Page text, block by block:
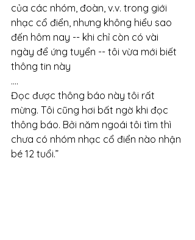
của các nhóm, đoàn, v.v. trong giới
nhạc cổ điển, nhưng không hiểu sao
đến hôm nay -- khi chỉ còn có vài
ngày để ứng tuyển -- tôi vừa mới biết
thông tin này
….
Đọc được thông báo này tôi rất
mừng. Tôi cũng hơi bất ngờ khi đọc
thông báo. Bởi năm ngoái tôi tìm thì
chưa có nhóm nhạc cổ điển nào nhận
bé 12 tuổi.”